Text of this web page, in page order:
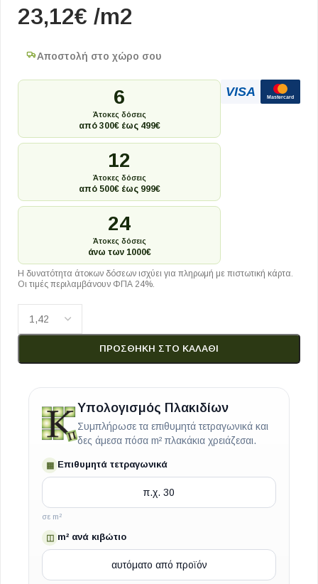
23,12€ /m2
Αποστολή στο χώρο σου
6
Άτοκες δόσεις
από 300€ έως 499€
12
Άτοκες δόσεις
από 500€ έως 999€
24
Άτοκες δόσεις
άνω των 1000€
VISA Mastercard
Η δυνατότητα άτοκων δόσεων ισχύει για πληρωμή με πιστωτική κάρτα.
Οι τιμές περιλαμβάνουν ΦΠΑ 24%.
ΠΡΟΣΘΉΚΗ ΣΤΟ ΚΑΛΆΘΙ
Υπολογισμός Πλακιδίων
Συμπλήρωσε τα επιθυμητά τετραγωνικά και
δες άμεσα πόσα m² πλακάκια χρειάζεσαι.
▦ Επιθυμητά τετραγωνικά
σε m²
◫ m² ανά κιβώτιο